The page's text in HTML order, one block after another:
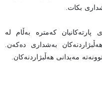
بکات.
کەمترە بەڵام لە
بەشداری دەکەن.
مەیدانی هەڵبژاردنەکان.